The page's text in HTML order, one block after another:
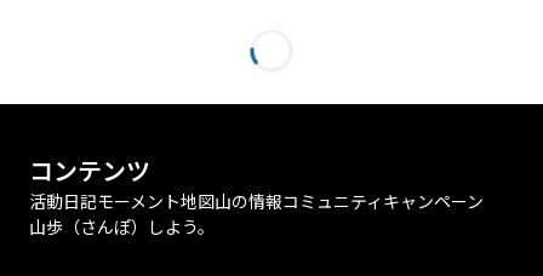
コンテンツ
活動日記モーメント地図山の情報コミュニティ キャンペーン
山歩（さんぽ）しよう。